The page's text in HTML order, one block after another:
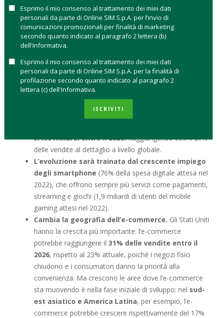
OSA SIGNIFICA L’E-COMMERCE PER
L’ECONOMIA, L’INDUSTRIA E PER GLI
INVESTITORI
Grazie al Covid-19 l’e-commerce globale è cresciuto dal
15%, delle vendite al dettaglio totali nel 2019, al 21% nel
5.400 miliardi entro il 2026.Raggiungendo così il 27%
delle vendite al dettaglio a livello globale.
L’evoluzione sarà trainata dal crescente impiego
degli smartphone (76% della spesa digitale attesa nel
2022), che offrono sempre più servizi come pagamenti,
streaming e giochi (1,9 miliardi di utenti del mobile
gaming attesi nel 2022).
Cambia la geografia dell’e-commerce. Gli Stati Uniti
hanno la crescita più importante: l’e-commerce
potrebbe raggiungere il 31% delle vendite entro il
2026, rispetto al 23% attuale, poiché i negozi fisici
chiudono e i consumatori danno la priorità alla
convenienza. Ma crescono le aree dove l’e-commerce
sta muovendo è nella fase iniziale di sviluppo: nel sud-
est asiatico e America Latina, per esempio, l’e-
commerce potrebbe crescere rispettivamente del 17%
Esprimo il mio consenso al trattamento dei miei dati
personali da parte di Online SIM S.p.A. per l’invio di
comunicazioni promozionali per finalità di marketing
secondo quanto indicato al paragrafo 2 lettera (b)
dell'Informativa.
Esprimo il mio consenso al trattamento dei miei dati
personali da parte di Online SIM S.p.A. per la finalità di
profilazione secondo quanto indicato al paragrafo 2
lettera (c) dell'Informativa.
ISCRIVITI